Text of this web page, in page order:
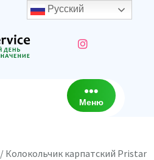
Меню
/ Колокольчик карпатский Pristar
Русский